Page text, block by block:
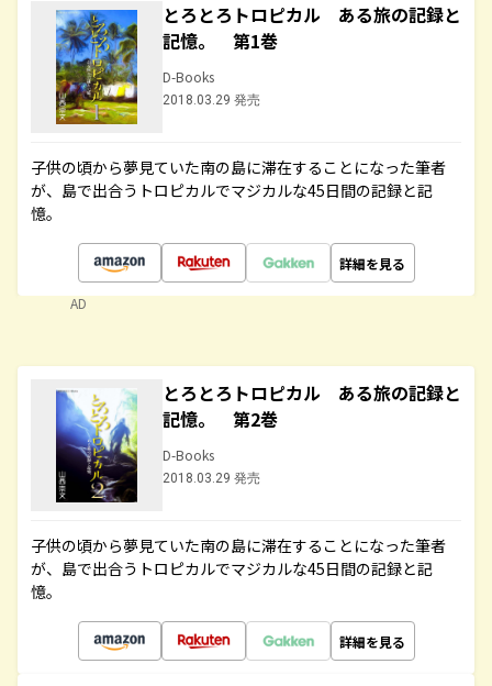
とろとろトロピカル ある旅の記録と
記憶。 第1巻
D-Books
2018.03.29 発売
子供の頃から夢見ていた南の島に滞在することになった筆者
が、島で出合うトロピカルでマジカルな45日間の記録と記
憶。
詳細を見る
AD
とろとろトロピカル ある旅の記録と
記憶。 第2巻
D-Books
2018.03.29 発売
子供の頃から夢見ていた南の島に滞在することになった筆者
が、島で出合うトロピカルでマジカルな45日間の記録と記
憶。
詳細を見る